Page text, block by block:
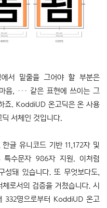
에서 밑줄을 그어야 할 부분은
음, ··· 같은 표현에 쓰이는 그
죠. KoddiUD 온고딕은 온 사용
서체인 것입니다.
글 유니코드 기반 11,172자 및
수문자 986자 지원. 이처럼
돼 있습니다. 또 무엇보다도,
로서의 검증을 거쳤습니다. 시
332명으로부터 KoddiUD 온고